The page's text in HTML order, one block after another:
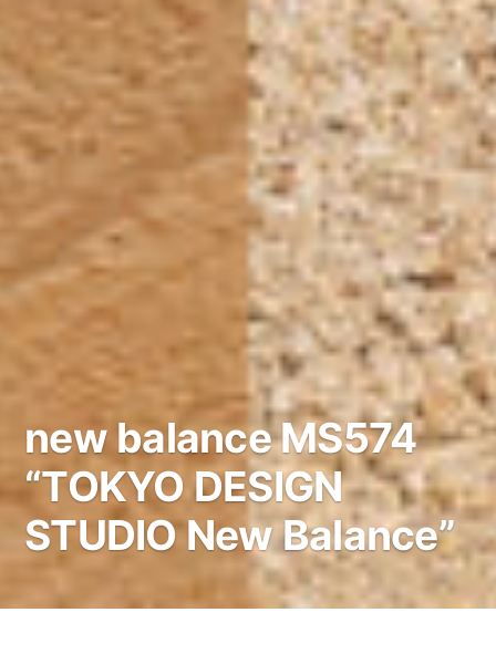
new balance MS574
“TOKYO DESIGN
STUDIO New Balance”